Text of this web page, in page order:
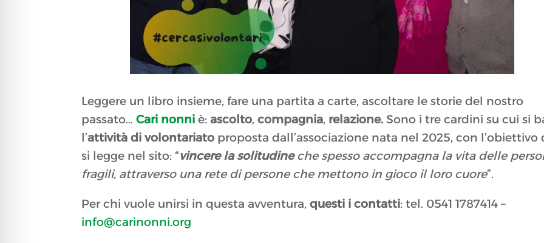
Leggere un libro insieme, fare una partita a carte, ascoltare le storie del nostro
passato…Cari nonni è:ascolto,compagnia, relazione.Sono i tre cardini su cui si
l’attività di volontariato proposta dall’associazione nata nel 2025, con l’obiettivo
si legge nel sito: “vincere la solitudineche spesso accompagna la vita delle
fragili, attraverso una rete di persone che mettono in gioco il loro cuore”.
Per chi vuole unirsi in questa avventura,questi i contatti: tel. 0541 1787414 –
info@carinonni.org